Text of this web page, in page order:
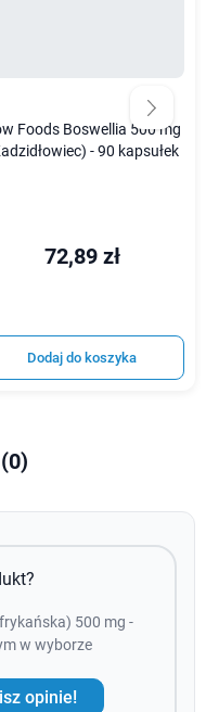
Foods Boswellia 500 mg
- 90 kapsułek
72,89 zł
Dodaj do koszyka
500 mg -
w wyborze
opinie!